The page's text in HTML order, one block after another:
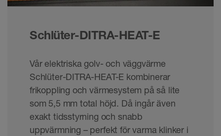
Schlüter-DITRA-HEAT-E
Vår elektriska golv- och väggvärme
Schlüter-DITRA-HEAT-E kombinerar
frikoppling och värmesystem på så lite
som 5,5 mm total höjd. Då ingår även
exakt tidsstyrning och snabb
uppvärmning – perfekt för varma klinker i